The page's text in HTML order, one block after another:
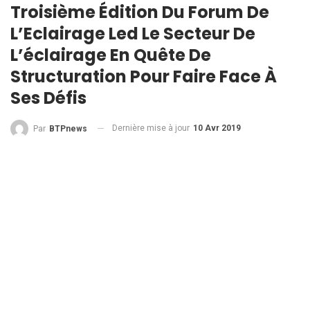
Troisième Édition Du Forum De
L’Eclairage Led Le Secteur De
L’éclairage En Quête De
Structuration Pour Faire Face À
Ses Défis
Par BTPnews Dernière mise à jour 10 Avr 2019